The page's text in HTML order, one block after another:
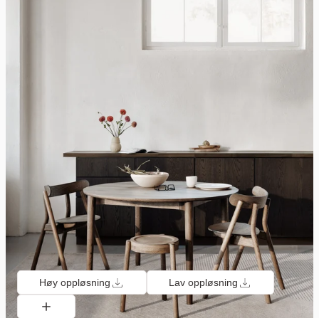
Høy oppløsning Lav oppløsning